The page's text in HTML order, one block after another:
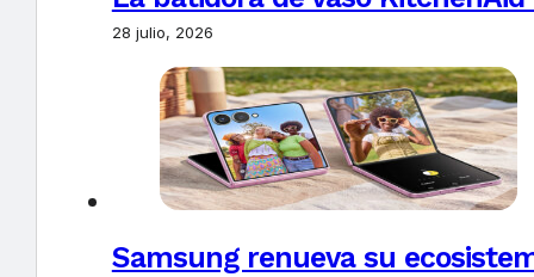
28 julio, 2026
Samsung renueva su